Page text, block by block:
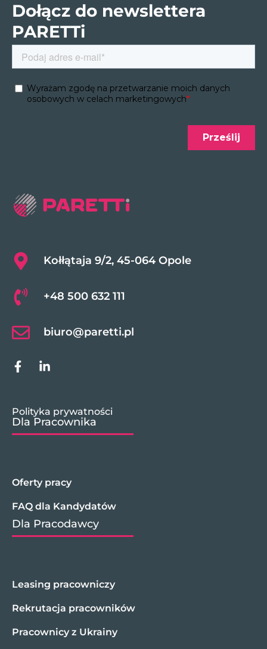
Dołącz do newslettera
PARETTi
Kołłątaja 9/2, 45-064 Opole
+48 500 632 111
biuro@paretti.pl
Polityka prywatności
Dla Pracownika
Oferty pracy
FAQ dla Kandydatów
Dla Pracodawcy
Leasing pracowniczy
Rekrutacja pracowników
Pracownicy z Ukrainy